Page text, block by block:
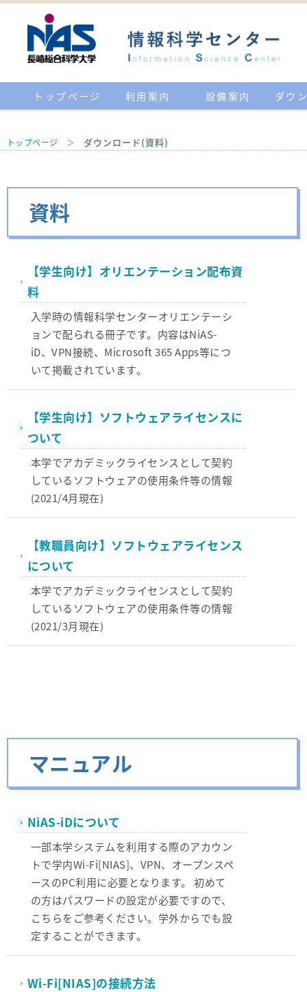
トップページ 利用案内 設備案内 ダウ
トップページ ＞ダウンロード(資料)
資料
【学生向け】オリエンテーション配布資
料
入学時の情報科学センターオリエンテーシ
ョンで配られる冊子です。内容はNiAS-
iD、VPN接続、Microsoft 365 Apps等につ
いて掲載されています。
【学生向け】ソフトウェアライセンスに
ついて
本学でアカデミックライセンスとして契約
しているソフトウェアの使用条件等の情報
(2021/4月現在)
【教職員向け】ソフトウェアライセンス
について
本学でアカデミックライセンスとして契約
しているソフトウェアの使用条件等の情報
(2021/3月現在)
マニュアル
NiAS-iDについて
一部本学システムを利用する際のアカウン
トで学内Wi-Fi[NIAS]、VPN、オープンスペ
ースのPC利用に必要となります。 初めて
の方はパスワードの設定が必要ですので、
こちらをご参考ください。学外からでも設
定することができます。
Wi-Fi[NIAS]の接続方法